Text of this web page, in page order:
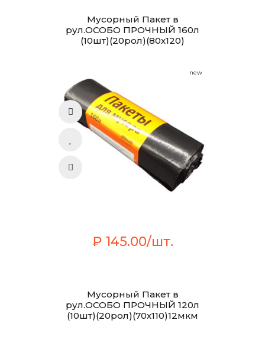
Мусорный Пакет в
рул.ОСОБО ПРОЧНЫЙ 160л
(10шт)(20рол)(80х120)
new
₽ 145.00/шт.
Мусорный Пакет в
рул.ОСОБО ПРОЧНЫЙ 120л
(10шт)(20рол)(70х110)12мкм